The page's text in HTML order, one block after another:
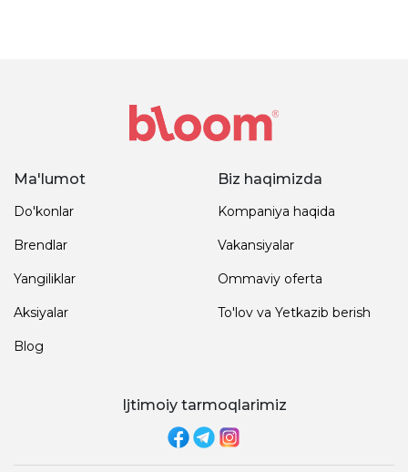
Ma'lumot
Do'konlar
Brendlar
Yangiliklar
Aksiyalar
Blog
Biz haqimizda
Kompaniya haqida
Vakansiyalar
Ommaviy oferta
To'lov va Yetkazib berish
Ijtimoiy tarmoqlarimiz